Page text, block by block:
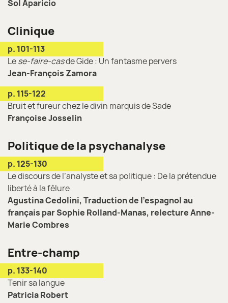
Sol Aparicio
Clinique
p. 101-113
Lese-faire-casde Gide : Un fantasme pervers
Jean-François Zamora
p. 115-122
Bruit et fureur chez le divin marquis de Sade
Françoise Josselin
Politique de la psychanalyse
p. 125-130
Le discours de l’analyste et sa politique : De la prétendue
liberté à la fêlure
Agustina Cedolini, Traduction de l’espagnol au
français par Sophie Rolland-Manas, relecture Anne-
Marie Combres
Entre-champ
p. 133-140
Tenir sa langue
Patricia Robert